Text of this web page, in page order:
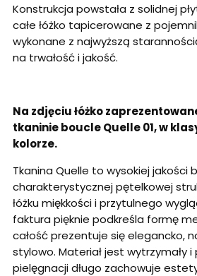
Konstrukcja powstała z solidnej
całe łóżko tapicerowane z
wykonane z najwyższą
na trwałość i jakość.
Na zdjęciu łóżko
tkaninie boucle Quelle 01, w
kolorze.
Tkanina Quelle to wysokiej jakości
charakterystycznej pętelkowej
łóżku miękkości i przytulnego
faktura pięknie podkreśla formę
całość prezentuje się elegancko,
stylowo. Materiał jest wytrzymały i
pielęgnacji długo zachowuje